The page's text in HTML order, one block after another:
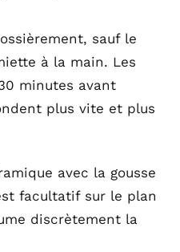
sauf le
à la main. Les
minutes avant
plus vite et plus
avec la gousse
facultatif sur le plan
discrètement la